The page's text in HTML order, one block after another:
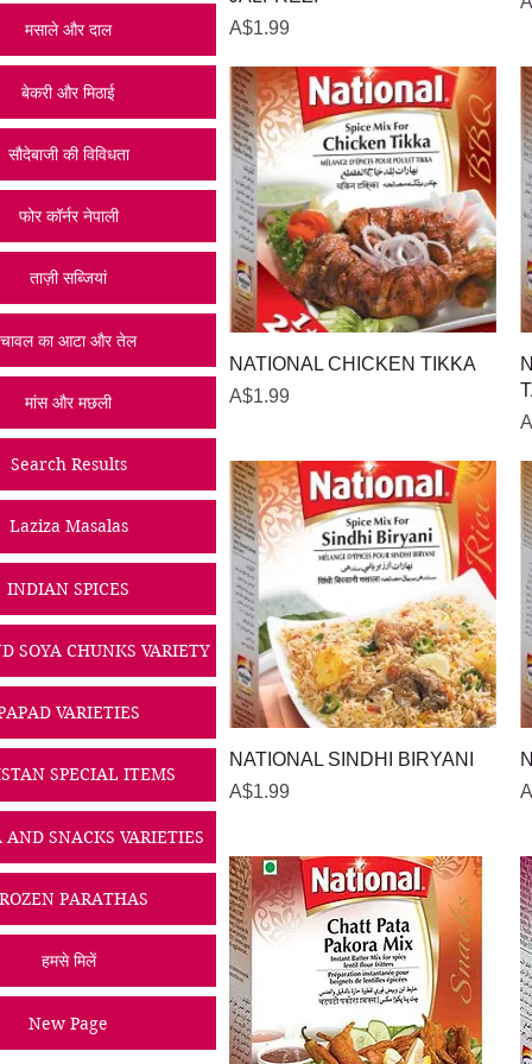
मसाले और दाल
बेकरी और मिठाई
सौदेबाजी की विविधता
फोर कॉर्नर नेपाली
ताज़ी सब्जियां
चावल का आटा और तेल
मांस और मछली
Search Results
Laziza Masalas
INDIAN SPICES
SOYA CHUNKS VARIETY
VARIETIES
SPECIAL ITEMS
AND SNACKS VARIETIES
PARATHAS
हमसे मिलें
New Page
मूल्य
A$1.99
त्वरित दृश्य
NATIONAL CHICKEN TIKKA
मूल्य
A$1.99
त्वरित दृश्य
NATIONAL SINDHI BIRYANI
मूल्य
A$1.99